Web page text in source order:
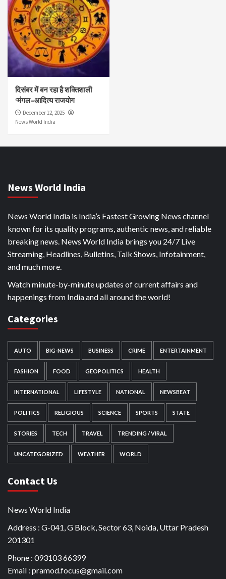
दिसंबर में बन रहा है शक्तिशाली
‘मंगल–आदित्य राजयोग
December 12, 2025
News World India
News World India
News World India is India’s Fastest Growing News channel
known for its quality programs, authentic news, and reliable
breaking news. News World India brings you 24/7 Live
Streaming, Headlines, Bulletins, Talk Shows, Infotainment,
and much more.
Watch minute-by-minute updates of current affairs and
happenings from India and all around the world!
Categories
AUTO BIG-NEWS BUSINESS CRIME ENTERTAINMENT
FASHION FOOD GEOPOLITICS HEALTH
INTERNATIONAL LIFESTYLE NATIONAL NEWSBEAT
POLITICS RELIGIOUS SCIENCE SPORTS STATE
STORIES TECH TRAVEL TRENDING / VIRAL
UNCATEGORIZED WEATHER WORLD
Contact Us
News World India
Address : G-041, G Block, Sector 63, Noida, Uttar Pradesh
201301
Phone : 093103 66399
Email : pramod.focus@gmail.com